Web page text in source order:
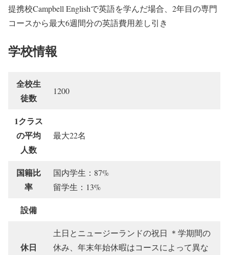
提携校Campbell Englishで英語を学んだ場合、2年目の専門
コースから最大6週間分の英語費用差し引き
学校情報
全校生
徒数
1200
1クラス
の平均
人数
最大22名
国籍比
率
国内学生：87%
留学生：13%
設備
休日
土日とニュージーランドの祝日 ＊学期間の
休み、年末年始休暇はコースによって異な